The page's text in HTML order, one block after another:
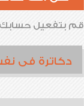
قم بتفعيل حسابك و
دكاترة فى